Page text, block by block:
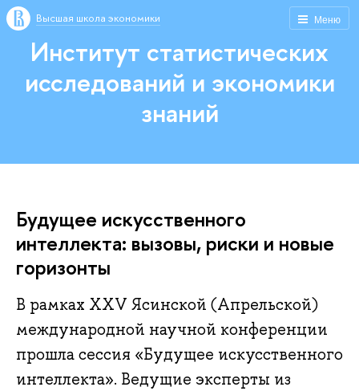
Меню
Высшая школа экономики
Институт статистических
исследований и экономики
знаний
Будущее искусственного
интеллекта: вызовы, риски и новые
горизонты
В рамках XXV Ясинской (Апрельской)
международной научной конференции
прошла сессия «Будущее искусственного
интеллекта». Ведущие эксперты из